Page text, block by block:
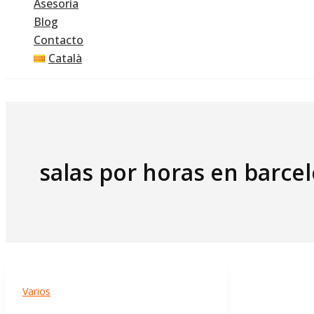
Asesoría
Blog
Contacto
Català
salas por horas en
Varios